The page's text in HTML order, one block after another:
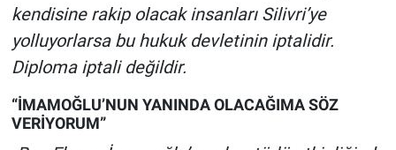
kendisine rakip olacak insanları Silivri’ye
yolluyorlarsa bu hukuk devletinin iptalidir.
Diploma iptali değildir.
“İMAMOĞLU’NUN YANINDA OLACAĞIMA SÖZ
VERİYORUM”